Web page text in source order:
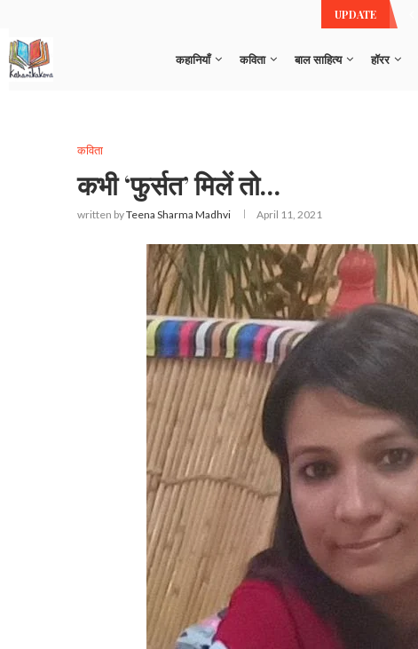
UPDATE
कहानियाँ कविता बाल साहित्य हॉरर
कविता
कभी ‘फुर्सत’ मिलें तो…
written byTeena Sharma Madhvi April 11, 2021